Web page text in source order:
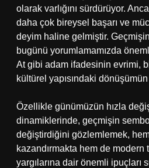
olarak varlığını sürdürüyor.
daha çok bireysel başarı ve
deyim haline gelmiştir.
bugünü yorumlamamızda
At gibi adam ifadesinin evrimi,
kültürel yapısındaki
Özellikle günümüzün hızla
dinamiklerinde, geçmişin
değiştirdiğini gözlemlemek,
kazandırmakta hem de modern
yargılarına dair önemli ipuçları